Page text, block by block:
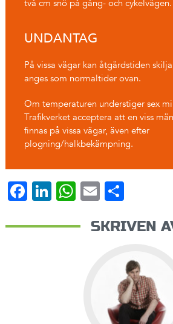
två cm snö på gång- och cykelvägen.
UNDANTAG
På vissa vägar kan åtgärdstiden
anges som normaltider ovan.
Om temperaturen understiger sex
Trafikverket acceptera att en viss
finnas på vissa vägar, även efter
plogning/halkbekämpning.
Facebook
LinkedIn
WhatsApp
EmailDela
SKRIVEN